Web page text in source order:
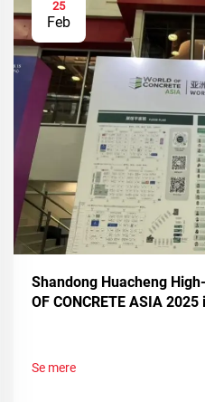
25
Feb
Shandong Huacheng
OF CONCRETE ASIA
Se mere